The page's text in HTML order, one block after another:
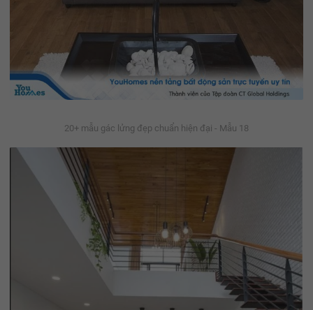
20+ mẫu gác lửng đẹp chuẩn hiện đại - Mẫu 18